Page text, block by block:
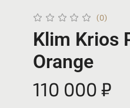
(0)
Klim Krios
Orange
110 000 ₽